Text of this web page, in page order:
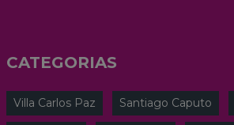
CATEGORIAS
Villa Carlos Paz Santiago Caputo